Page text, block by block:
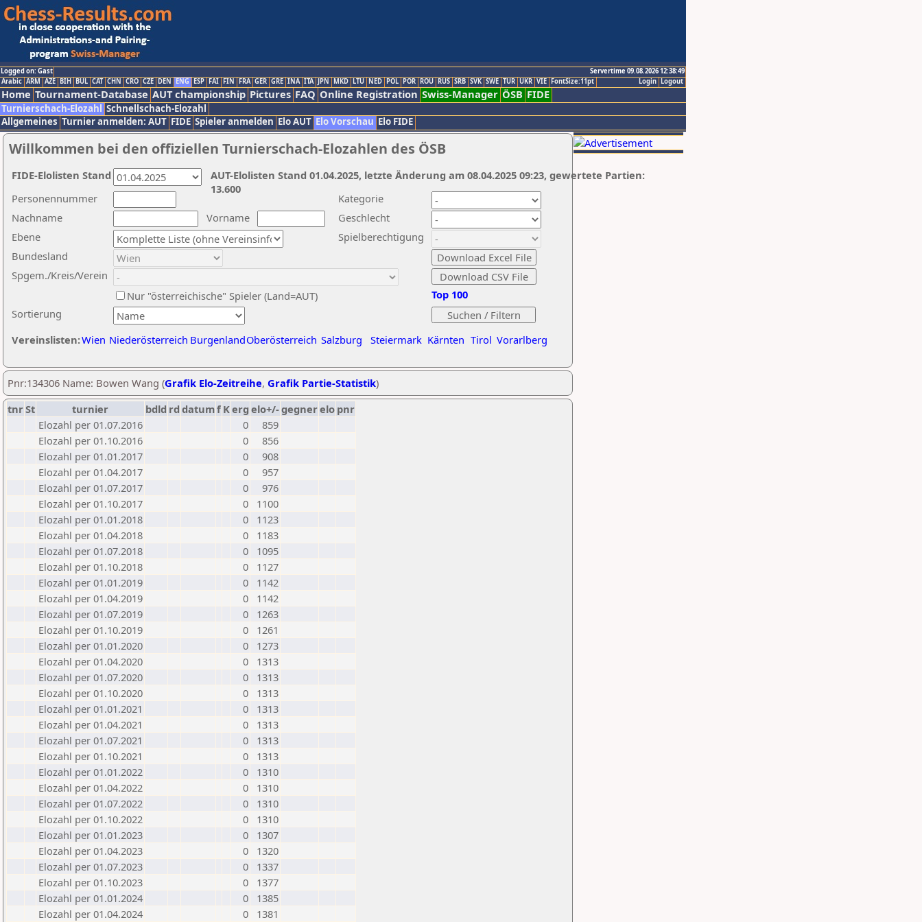
Logged on: Gast
Servertime 09.08.2026 12:38:49
Logout
Login
Arabic ARM AZE BIH BUL CAT CHN CRO CZE DEN ENG ESP FAI FIN FRA GER GRE INA ITA JPN MKD LTU NED POL POR ROU RUS SRB SVK SWE TUR UKR VIE FontSize:11pt
Home Tournament-Database AUT championship Pictures FAQ Online Registration Swiss-Manager ÖSB FIDE
Turnierschach-Elozahl Schnellschach-Elozahl
Allgemeines Turnier anmelden: AUT FIDE Spieler anmelden Elo AUT Elo Vorschau Elo FIDE
Willkommen bei den offiziellen Turnierschach-Elozahlen des ÖSB
Nachname
Vorname
Ebene
Kategorie
Sortierung
Personennummer
Bundesland
Spgem./Kreis/Verein
Geschlecht
Nur "österreichische" Spieler (Land=AUT)
Spielberechtigung
Vereinslisten:Wien Niederösterreich BurgenlandOberösterreich Salzburg Steiermark Kärnten Tirol Vorarlberg
Top 100
AUT-Elolisten Stand 01.04.2025, letzte Änderung am 08.04.2025 09:23, gewertete Partien:
13.600
FIDE-Elolisten Stand
Pnr:134306 Name: Bowen Wang (Grafik Elo-Zeitreihe, Grafik Partie-Statistik)
tnrSt turnier bdld rd datumf Kerg elo+/-gegnerelo pnr
Elozahl per 01.07.2016
0
859
Elozahl per 01.10.2016
0
856
Elozahl per 01.01.2017
0
908
Elozahl per 01.04.2017
0
957
Elozahl per 01.07.2017
0
976
Elozahl per 01.10.2017
0
1100
Elozahl per 01.01.2018
0
1123
Elozahl per 01.04.2018
0
1183
Elozahl per 01.07.2018
0
1095
Elozahl per 01.10.2018
0
1127
Elozahl per 01.01.2019
0
1142
Elozahl per 01.04.2019
0
1142
Elozahl per 01.07.2019
0
1263
Elozahl per 01.10.2019
0
1261
Elozahl per 01.01.2020
0
1273
Elozahl per 01.04.2020
0
1313
Elozahl per 01.07.2020
0
1313
Elozahl per 01.10.2020
0
1313
Elozahl per 01.01.2021
0
1313
Elozahl per 01.04.2021
0
1313
Elozahl per 01.07.2021
0
1313
Elozahl per 01.10.2021
0
1313
Elozahl per 01.01.2022
0
1310
Elozahl per 01.04.2022
0
1310
Elozahl per 01.07.2022
0
1310
Elozahl per 01.10.2022
0
1310
Elozahl per 01.01.2023
0
1307
Elozahl per 01.04.2023
0
1320
Elozahl per 01.07.2023
0
1337
Elozahl per 01.10.2023
0
1377
Elozahl per 01.01.2024
0
1385
Elozahl per 01.04.2024
0 1381